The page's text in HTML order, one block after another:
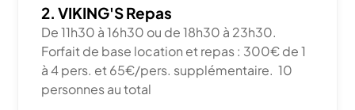
2. VIKING'S Repas
De 11h30 à 16h30 ou de 18h30 à 23h30.
Forfait de base location et repas : 300€ de 1
à 4 pers. et 65€/pers. supplémentaire. 10
personnes au total